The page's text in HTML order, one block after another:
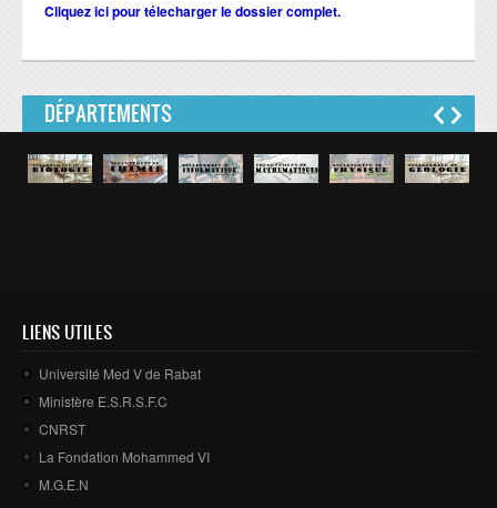
Cliquez ici pour télecharger le dossier complet.
DÉPARTEMENTS
LIENS UTILES
Université Med V de Rabat
Ministère E.S.R.S.F.C
CNRST
La Fondation Mohammed VI
M.G.E.N